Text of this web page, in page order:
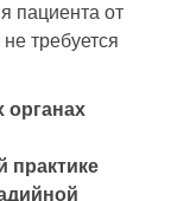
пациента от
требуется
практике